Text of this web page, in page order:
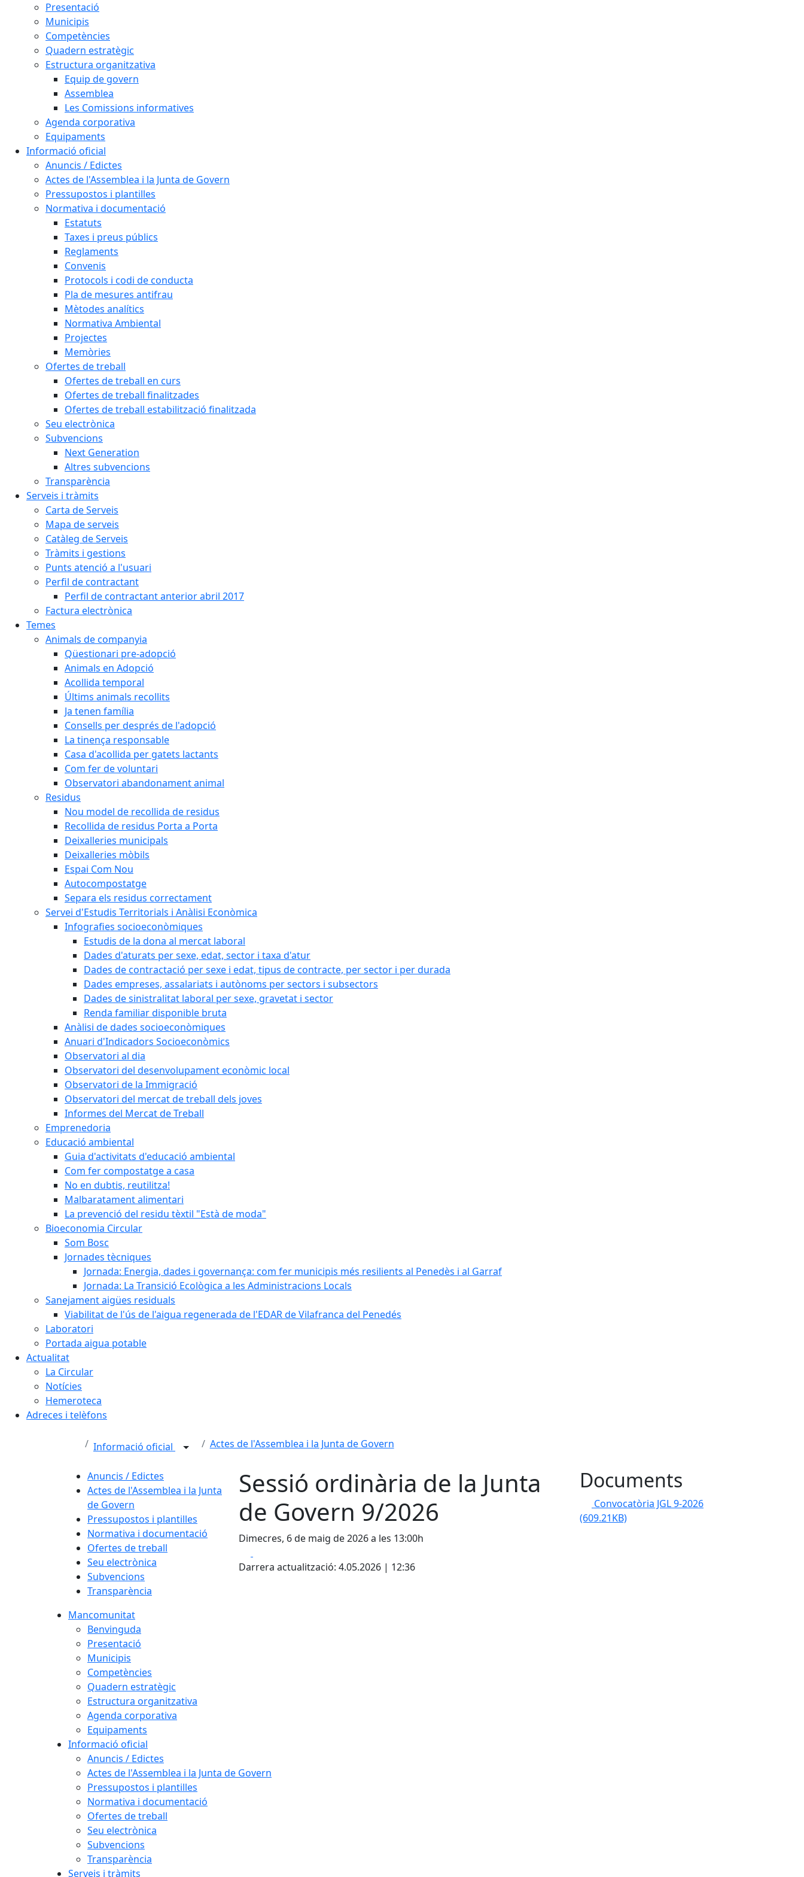
Presentació
Municipis
Competències
Quadern estratègic
Estructura organitzativa
Equip de govern
Assemblea
Les Comissions informatives
Agenda corporativa
Equipaments
Informació oficial
Anuncis / Edictes
Actes de l'Assemblea i la Junta de Govern
Pressupostos i plantilles
Normativa i documentació
Estatuts
Taxes i preus públics
Reglaments
Convenis
Protocols i codi de conducta
Pla de mesures antifrau
Mètodes analítics
Normativa Ambiental
Projectes
Memòries
Ofertes de treball
Ofertes de treball en curs
Ofertes de treball finalitzades
Ofertes de treball estabilització finalitzada
Seu electrònica
Subvencions
Next Generation
Altres subvencions
Transparència
Serveis i tràmits
Carta de Serveis
Mapa de serveis
Catàleg de Serveis
Tràmits i gestions
Punts atenció a l'usuari
Perfil de contractant
Perfil de contractant anterior abril 2017
Factura electrònica
Temes
Animals de companyia
Qüestionari pre-adopció
Animals en Adopció
Acollida temporal
Últims animals recollits
Ja tenen família
Consells per després de l'adopció
La tinença responsable
Casa d'acollida per gatets lactants
Com fer de voluntari
Observatori abandonament animal
Residus
Nou model de recollida de residus
Recollida de residus Porta a Porta
Deixalleries municipals
Deixalleries mòbils
Espai Com Nou
Autocompostatge
Separa els residus correctament
Servei d'Estudis Territorials i Anàlisi Econòmica
Infografies socioeconòmiques
Estudis de la dona al mercat laboral
Dades d'aturats per sexe, edat, sector i taxa d'atur
Dades de contractació per sexe i edat, tipus de contracte, per sector i per durada
Dades empreses, assalariats i autònoms per sectors i subsectors
Dades de sinistralitat laboral per sexe, gravetat i sector
Renda familiar disponible bruta
Anàlisi de dades socioeconòmiques
Anuari d'Indicadors Socioeconòmics
Observatori al dia
Observatori del desenvolupament econòmic local
Observatori de la Immigració
Observatori del mercat de treball dels joves
Informes del Mercat de Treball
Emprenedoria
Educació ambiental
Guia d'activitats d'educació ambiental
Com fer compostatge a casa
No en dubtis, reutilitza!
Malbaratament alimentari
La prevenció del residu tèxtil "Està de moda"
Bioeconomia Circular
Som Bosc
Jornades tècniques
Jornada: Energia, dades i governança: com fer municipis més resilients al Penedès i al Garraf
Jornada: La Transició Ecològica a les Administracions Locals
Sanejament aigües residuals
Viabilitat de l'ús de l'aigua regenerada de l'EDAR de Vilafranca del Penedés
Laboratori
Portada aigua potable
Actualitat
La Circular
Notícies
Hemeroteca
Adreces i telèfons
Informació oficial Actes de l'Assemblea i la Junta de Govern
Anuncis / Edictes
Actes de l'Assemblea i la Junta
de Govern
Pressupostos i plantilles
Normativa i documentació
Ofertes de treball
Seu electrònica
Subvencions
Transparència
Sessió ordinària de la Junta
de Govern 9/2026
Dimecres, 6 de maig de 2026 a les 13:00h
Darrera actualització: 4.05.2026 | 12:36
Documents
Convocatòria JGL 9-2026
(609.21KB)
Mancomunitat
Benvinguda
Presentació
Municipis
Competències
Quadern estratègic
Estructura organitzativa
Agenda corporativa
Equipaments
Informació oficial
Anuncis / Edictes
Actes de l'Assemblea i la Junta de Govern
Pressupostos i plantilles
Normativa i documentació
Ofertes de treball
Seu electrònica
Subvencions
Transparència
Serveis i tràmits